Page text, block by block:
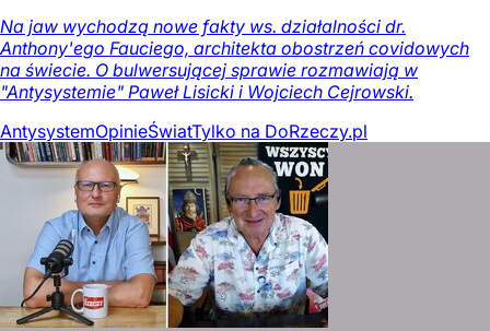
Na jaw wychodzą nowe fakty ws. działalności dr.
Anthony'ego Fauciego, architekta obostrzeń covidowych
na świecie. O bulwersującej sprawie rozmawiają w
"Antysystemie" Paweł Lisicki i Wojciech Cejrowski.
AntysystemOpinieŚwiatTylko na DoRzeczy.pl